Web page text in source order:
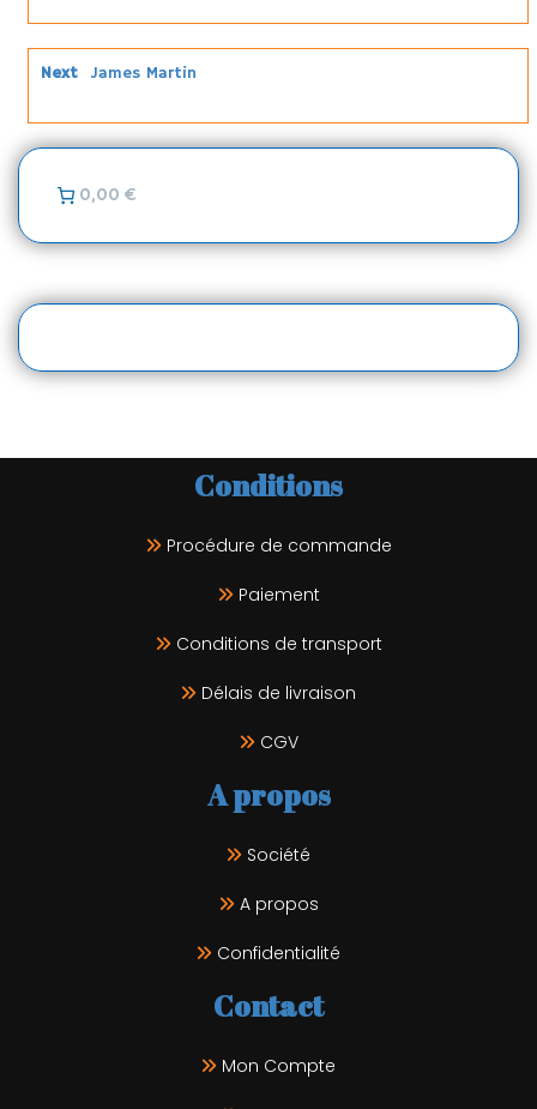
Next James Martin
0,00 €
Conditions
Procédure de commande
Paiement
Conditions de transport
Délais de livraison
CGV
A propos
Société
A propos
Confidentialité
Contact
Mon Compte